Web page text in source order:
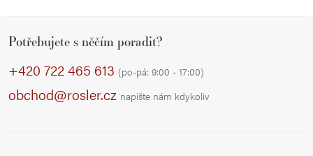
a
í
p
v
n
Potřebujete s něčím poradit?
+420 722 465 613 (po-pá: 9:00 - 17:00)
obchod@rosler.cz napište nám kdykoliv